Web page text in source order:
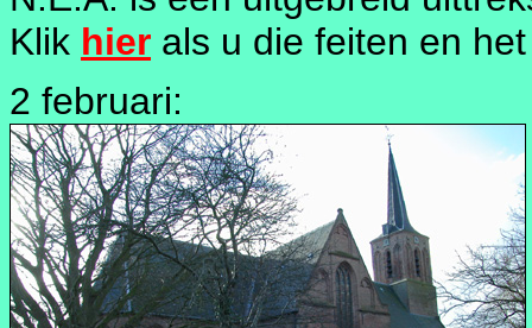
Klik hier als u die feiten en
2 februari: